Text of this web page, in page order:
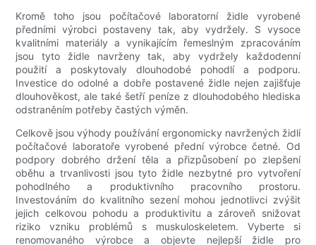
Kromě toho jsou počítačové laboratorní židle vyrobené
předními výrobci postaveny tak, aby vydržely. S vysoce
kvalitními materiály a vynikajícím řemeslným zpracováním
jsou tyto židle navrženy tak, aby vydržely každodenní
použití a poskytovaly dlouhodobé pohodlí a podporu.
Investice do odolné a dobře postavené židle nejen zajišťuje
dlouhověkost, ale také šetří peníze z dlouhodobého hlediska
odstraněním potřeby častých výměn.
Celkově jsou výhody používání ergonomicky navržených židlí
počítačové laboratoře vyrobené přední výrobce četné. Od
podpory dobrého držení těla a přizpůsobení po zlepšení
oběhu a trvanlivosti jsou tyto židle nezbytné pro vytvoření
pohodlného a produktivního pracovního prostoru.
Investováním do kvalitního sezení mohou jednotlivci zvýšit
jejich celkovou pohodu a produktivitu a zároveň snižovat
riziko vzniku problémů s muskuloskeletem. Vyberte si
renomovaného výrobce a objevte nejlepší židle pro